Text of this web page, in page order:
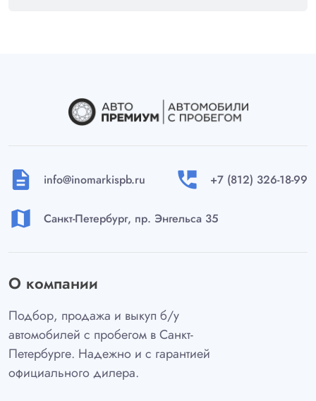
description info@inomarkispb.ru perm_phone_msg +7 (812) 326-18-99
map Санкт-Петербург, пр. Энгельса 35
О компании
Подбор, продажа и выкуп б/у
автомобилей с пробегом в Санкт-
Петербурге. Надежно и с гарантией
официального дилера.